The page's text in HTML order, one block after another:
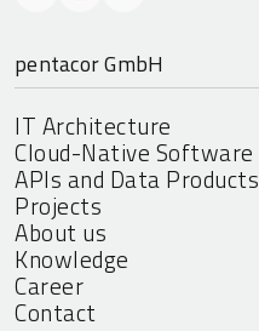
pentacor GmbH
IT Architecture
Cloud-Native Software
APIs and Data Products
Projects
About us
Knowledge
Career
Contact